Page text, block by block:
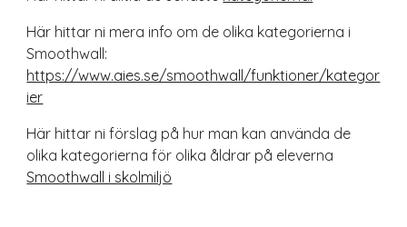
Här hittar ni mera info om de olika kategorierna i
Smoothwall:
https://www.aies.se/smoothwall/funktioner/kategor
ier
Här hittar ni förslag på hur man kan använda de
olika kategorierna för olika åldrar på eleverna
Smoothwall i skolmiljö